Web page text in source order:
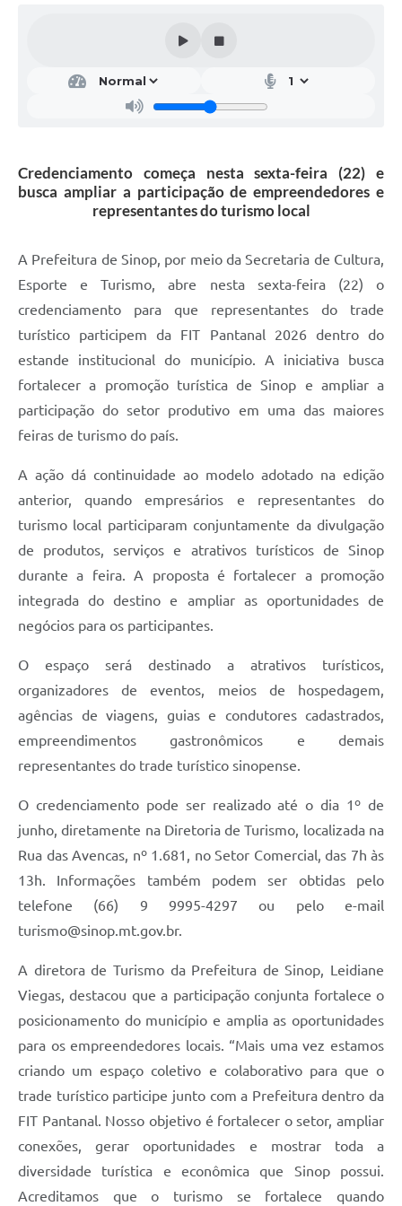
Credenciamento começa nesta sexta-feira (22) e
busca ampliar a participação de empreendedores e
representantes do turismo local
A Prefeitura de Sinop, por meio da Secretaria de Cultura,
Esporte e Turismo, abre nesta sexta-feira (22) o
credenciamento para que representantes do trade
turístico participem da FIT Pantanal 2026 dentro do
estande institucional do município. A iniciativa busca
fortalecer a promoção turística de Sinop e ampliar a
participação do setor produtivo em uma das maiores
feiras de turismo do país.
A ação dá continuidade ao modelo adotado na edição
anterior, quando empresários e representantes do
turismo local participaram conjuntamente da divulgação
de produtos, serviços e atrativos turísticos de Sinop
durante a feira. A proposta é fortalecer a promoção
integrada do destino e ampliar as oportunidades de
negócios para os participantes.
O espaço será destinado a atrativos turísticos,
organizadores de eventos, meios de hospedagem,
agências de viagens, guias e condutores cadastrados,
empreendimentos gastronômicos e demais
representantes do trade turístico sinopense.
O credenciamento pode ser realizado até o dia 1º de
junho, diretamente na Diretoria de Turismo, localizada na
Rua das Avencas, nº 1.681, no Setor Comercial, das 7h às
13h. Informações também podem ser obtidas pelo
telefone (66) 9 9995-4297 ou pelo e-mail
turismo@sinop.mt.gov.br.
A diretora de Turismo da Prefeitura de Sinop, Leidiane
Viegas, destacou que a participação conjunta fortalece o
posicionamento do município e amplia as oportunidades
para os empreendedores locais. “Mais uma vez estamos
criando um espaço coletivo e colaborativo para que o
trade turístico participe junto com a Prefeitura dentro da
FIT Pantanal. Nosso objetivo é fortalecer o setor, ampliar
conexões, gerar oportunidades e mostrar toda a
diversidade turística e econômica que Sinop possui.
Acreditamos que o turismo se fortalece quando